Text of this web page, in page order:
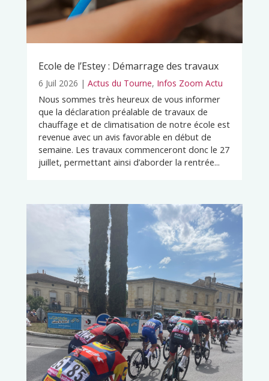
Ecole de l’Estey : Démarrage des travaux
6 Juil 2026 | Actus du Tourne, Infos Zoom Actu
Nous sommes très heureux de vous informer
que la déclaration préalable de travaux de
chauffage et de climatisation de notre école est
revenue avec un avis favorable en début de
semaine. Les travaux commenceront donc le 27
juillet, permettant ainsi d’aborder la rentrée...